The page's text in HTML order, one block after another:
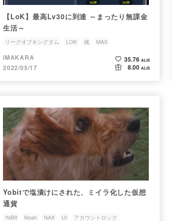
【LoK】最高Lv30に到達 ～まったり無課金
生活～
リーグオブキングダム LOK 城
MAX
アカウントロック
IMAKARA
2022/05/17
35.76 ALIS
8.00 ALIS
Yobitで塩漬けにされた、ミイラ化した仮想
通貨
YoBIt Noah NAX UI アカウントロック